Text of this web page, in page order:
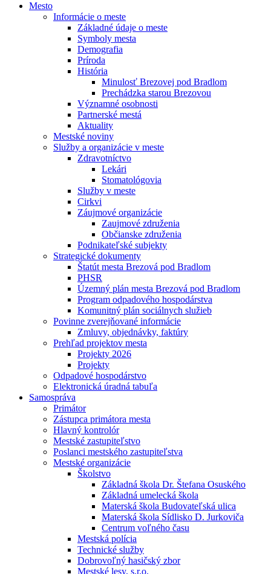
Mesto
Informácie o meste
Základné údaje o meste
Symboly mesta
Demografia
Príroda
História
Minulosť Brezovej pod Bradlom
Prechádzka starou Brezovou
Významné osobnosti
Partnerské mestá
Aktuality
Mestské noviny
Služby a organizácie v meste
Zdravotníctvo
Lekári
Stomatológovia
Služby v meste
Cirkvi
Záujmové organizácie
Zaujmové združenia
Občianske združenia
Podnikateľské subjekty
Strategické dokumenty
Štatút mesta Brezová pod Bradlom
PHSR
Územný plán mesta Brezová pod Bradlom
Program odpadového hospodárstva
Komunitný plán sociálnych služieb
Povinne zverejňované informácie
Zmluvy, objednávky, faktúry
Prehľad projektov mesta
Projekty 2026
Projekty
Odpadové hospodárstvo
Elektronická úradná tabuľa
Samospráva
Primátor
Zástupca primátora mesta
Hlavný kontrolór
Mestské zastupiteľstvo
Poslanci mestského zastupiteľstva
Mestské organizácie
Školstvo
Základná škola Dr. Štefana Osuského
Základná umelecká škola
Materská škola Budovateľská ulica
Materská škola Sídlisko D. Jurkoviča
Centrum voľného času
Mestská polícia
Technické služby
Dobrovoľný hasičský zbor
Mestské lesy, s.r.o.